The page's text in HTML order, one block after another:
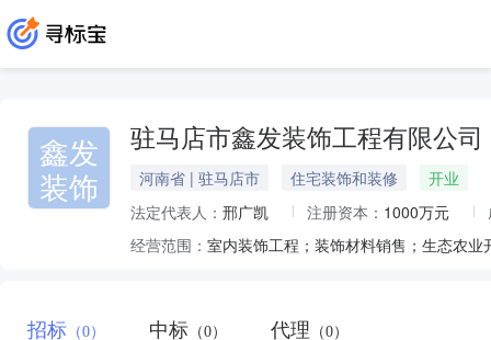
鑫发
装饰
驻马店市鑫发装饰工程有限公司
河南省 | 驻马店市 住宅装饰和装修
开业
法定代表人： 邢广凯 注册资本： 1000万元
经营范围： 室内装饰工程；装饰材料销售；生态农业
招标 （0） 中标 （0） 代理 （0）